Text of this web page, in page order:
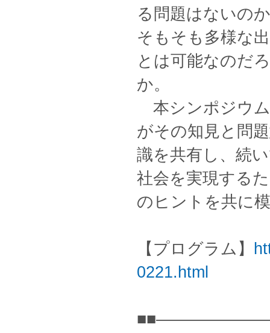
る問題はないの
そもそも多様な
とは可能なのだ
か。
本シンポジウ
がその知見と問
識を共有し、続
社会を実現する
のヒントを共に
【プログラム】
0221.html